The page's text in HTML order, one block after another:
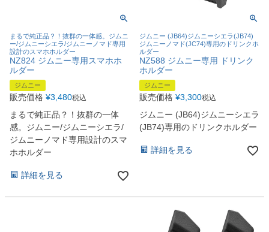
まるで純正品？！抜群の一体感。ジムニ
ー/ジムニーシエラ/ジムニーノマド専用
設計のスマホホルダー
NZ824 ジムニー専用スマホホ
ルダー
ジムニー
販売価格 ¥3,480税込
まるで純正品？！抜群の一体
感。ジムニー/ジムニーシエラ/
ジムニーノマド専用設計のスマ
ホホルダー
詳細を見る
ジムニー (JB64)ジムニーシエラ(JB74)
ジムニーノマド(JC74)専用のドリンクホ
ルダー
NZ588 ジムニー専用 ドリンク
ホルダー
ジムニー
販売価格 ¥3,300税込
ジムニー (JB64)ジムニーシエラ
(JB74)専用のドリンクホルダー
詳細を見る